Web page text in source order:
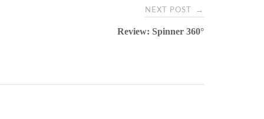
NEXT POST →
Review: Spinner 360°